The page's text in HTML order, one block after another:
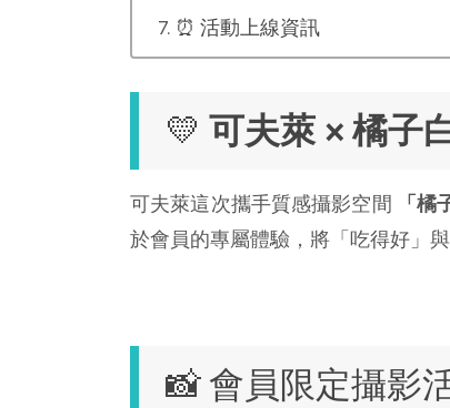
⏰ 活動上線資訊
💛 可夫萊 × 橘子
可夫萊這次攜手質感攝影空間 「橘
於會員的專屬體驗，將「吃得好」
📸 會員限定攝影